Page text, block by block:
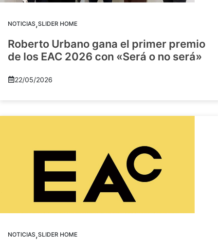
NOTICIAS,SLIDER HOME
Roberto Urbano gana el primer premio
de los EAC 2026 con «Será o no será»
22/05/2026
NOTICIAS,SLIDER HOME